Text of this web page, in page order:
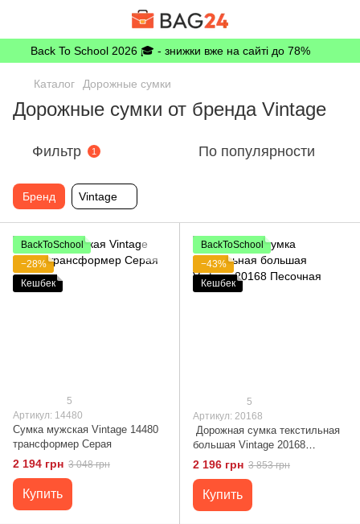
Back To School 2026 🎓 - знижки вже на сайті до 78%
Каталог Дорожные сумки
Дорожные сумки от бренда Vintage
Фильтр 1 По популярности
Бренд Vintage
BackToSchool
−28%
Кешбек
5
Артикул: 14480
Сумка мужская Vintage 14480
трансформер Серая
2 194 грн 3 048 грн
Купить
BackToSchool
−43%
Кешбек
5
Артикул: 20168
Дорожная сумка текстильная
большая Vintage 20168
Песочная
2 196 грн 3 853 грн
Купить